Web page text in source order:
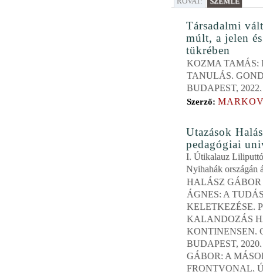
Társadalmi
múlt, a jelen
tükrében
KOZMA TAMÁS:
TANULÁS.
BUDAPEST, 2022.
Szerző:
Utazások
pedagógiai
I. Útikalauz
Nyihahák országán
HALÁSZ GÁBOR
ÁGNES: A
KELETKEZÉSE.
KALANDOZÁS
KONTINENSEN.
BUDAPEST,
GÁBOR: A
FRONTVONAL.